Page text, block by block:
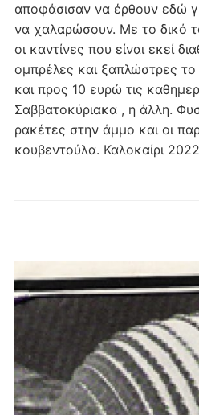
αποφάσισαν να έρθουν εδώ
να χαλαρώσουν. Με το δικό
οι καντίνες που είναι εκεί
ομπρέλες και ξαπλώστρες
και προς 10 ευρώ τις
Σαββατοκύριακα , η άλλη.
ρακέτες στην άμμο και οι
κουβεντούλα. Καλοκαίρι